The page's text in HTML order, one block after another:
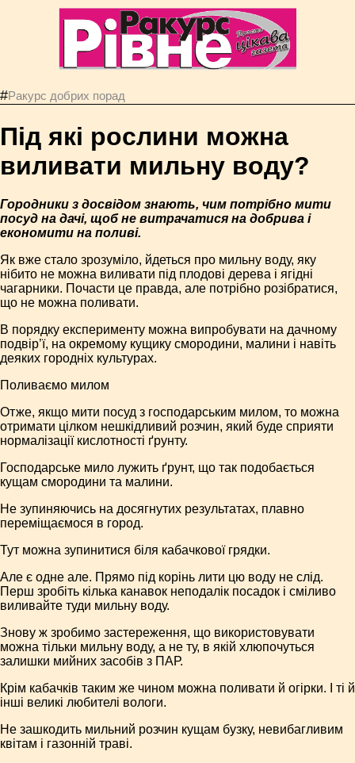
#Ракурс добрих порад
Під які рослини можна
виливати мильну воду?
Городники з досвідом знають, чим потрібно мити
посуд на дачі, щоб не витрачатися на добрива і
економити на поливі.
Як вже стало зрозуміло, йдеться про мильну воду, яку
нібито не можна виливати під плодові дерева і ягідні
чагарники. Почасти це правда, але потрібно розібратися,
що не можна поливати.
В порядку експерименту можна випробувати на дачному
подвір’ї, на окремому кущику смородини, малини і навіть
деяких городніх культурах.
Поливаємо милом
Отже, якщо мити посуд з господарським милом, то можна
отримати цілком нешкідливий розчин, який буде сприяти
нормалізації кислотності ґрунту.
Господарське мило лужить ґрунт, що так подобається
кущам смородини та малини.
Не зупиняючись на досягнутих результатах, плавно
переміщаємося в город.
Тут можна зупинитися біля кабачкової грядки.
Але є одне але. Прямо під корінь лити цю воду не слід.
Перш зробіть кілька канавок неподалік посадок і сміливо
виливайте туди мильну воду.
Знову ж зробимо застереження, що використовувати
можна тільки мильну воду, а не ту, в якій хлюпочуться
залишки мийних засобів з ПАР.
Крім кабачків таким же чином можна поливати й огірки. І ті й
інші великі любителі вологи.
Не зашкодить мильний розчин кущам бузку, невибагливим
квітам і газонній траві.